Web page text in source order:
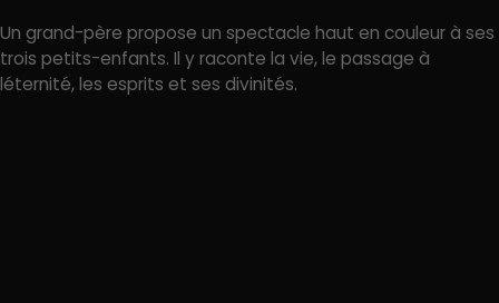
Un grand-père propose un spectacle haut en couleur à ses
trois petits-enfants. Il y raconte la vie, le passage à
léternité, les esprits et ses divinités.